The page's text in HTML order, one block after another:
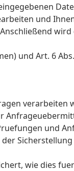
und
und Art. 6
verarbeiten
und
wie dies